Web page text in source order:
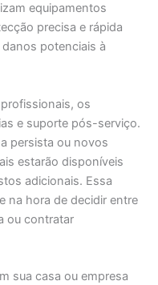
equipamentos
precisa e rápida
potenciais à
os
e suporte pós-serviço.
persista ou novos
estarão disponíveis
adicionais. Essa
na hora de decidir entre
ou contratar
sua casa ou empresa